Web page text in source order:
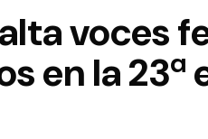
voces
en la 23ª